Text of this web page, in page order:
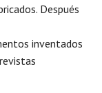
Después
inventados